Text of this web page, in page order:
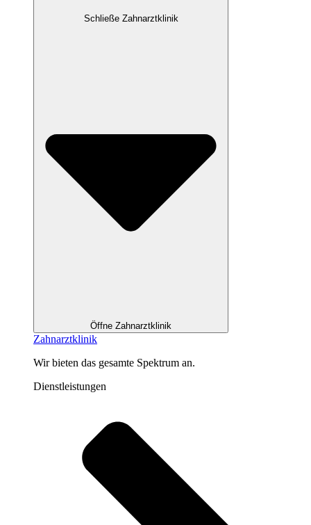
Schließe Zahnarztklinik
Öffne Zahnarztklinik
Zahnarztklinik
Wir bieten das gesamte Spektrum an.
Dienstleistungen